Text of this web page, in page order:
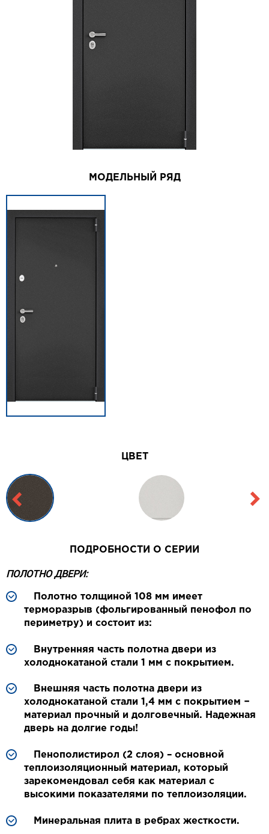
МОДЕЛЬНЫЙ РЯД
ЦВЕТ
ПОДРОБНОСТИ О СЕРИИ
ПОЛОТНО ДВЕРИ:
Полотно толщиной 108 мм имеет
терморазрыв (фольгированный пенофол по
периметру) и состоит из:
Внутренняя часть полотна двери из
холоднокатаной стали 1 мм с покрытием.
Внешняя часть полотна двери из
холоднокатаной стали 1,4 мм с покрытием −
материал прочный и долговечный. Надежная
дверь на долгие годы!
Пенополистирол (2 слоя) – основной
теплоизоляционный материал, который
зарекомендовал себя как материал с
высокими показателями по теплоизоляции.
Минеральная плита в ребрах жесткости.